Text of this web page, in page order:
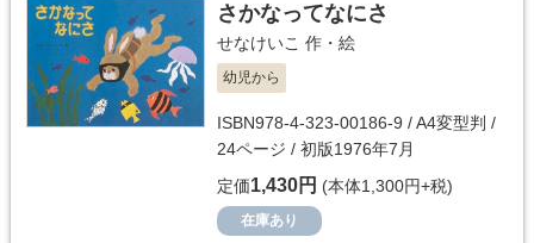
さかなってなにさ
せなけいこ 作・絵
幼児から
ISBN978-4-323-00186-9 / A4変型判 /
24ページ / 初版1976年7月
定価1,430円 (本体1,300円+税)
在庫あり